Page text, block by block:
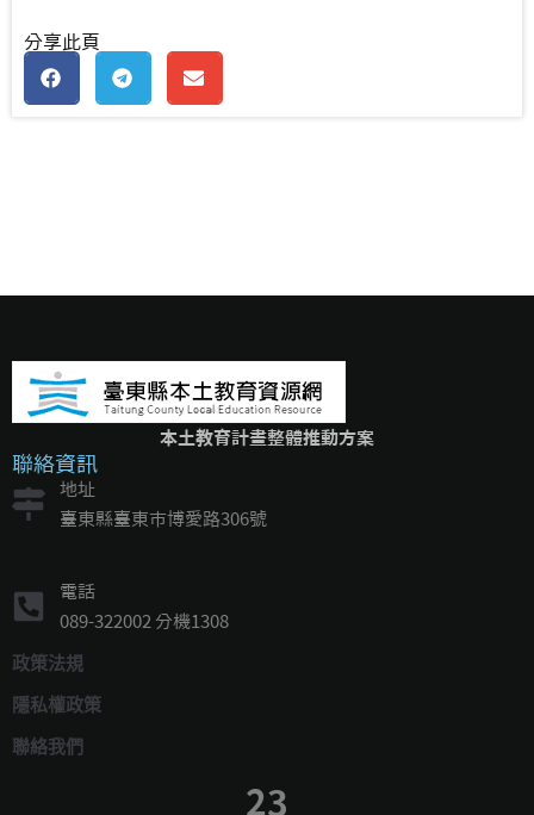
分享此頁
本土教育計畫整體推動方案
聯絡資訊
地址
臺東縣臺東市博愛路306號
電話
089-322002 分機1308
政策法規
隱私權政策
聯絡我們
23